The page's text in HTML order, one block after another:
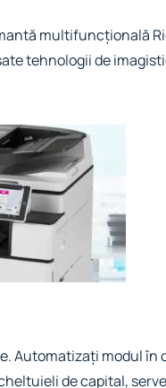
multifuncțională
tehnologii de
Automatizați modul
de capital,